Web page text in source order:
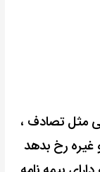
مثل تصادف ،
رخ بدهد